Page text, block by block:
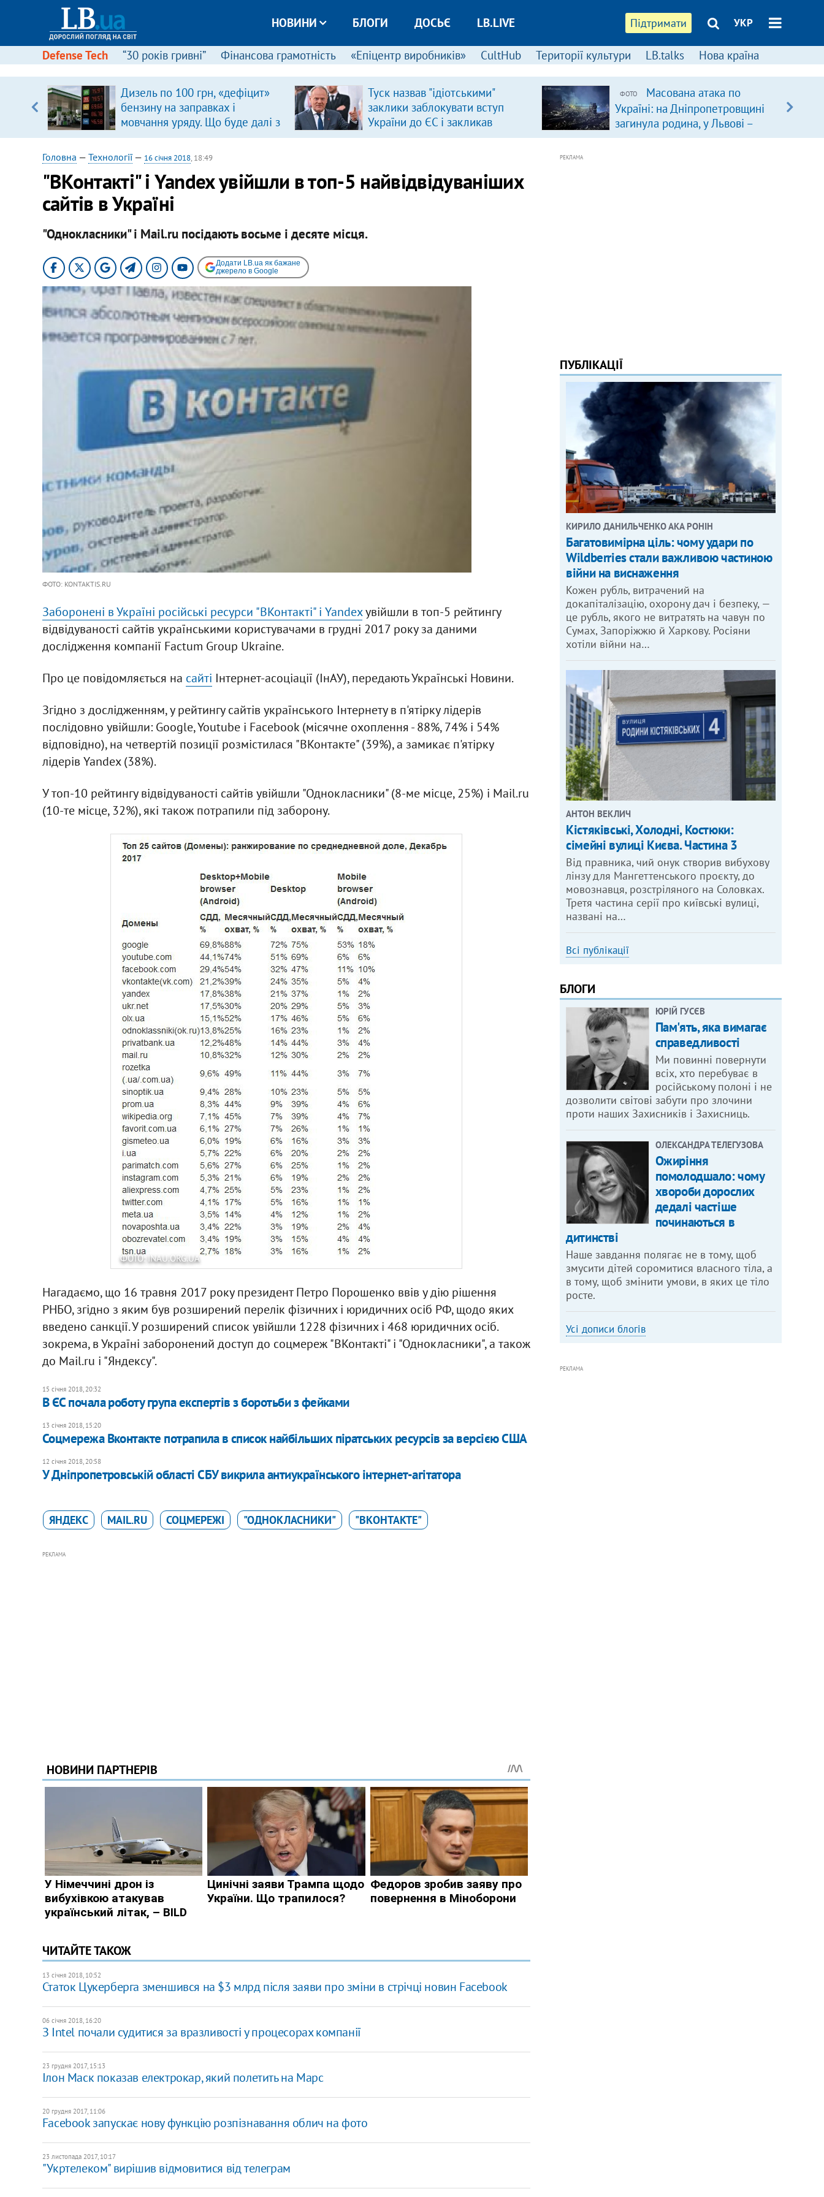
Підтримати УКР
НОВИНИ БЛОГИ ДОСЬЄ LB.LIVE
Defense Tech “30 років гривні” Фінансова грамотність «Епіцентр виробників» CultHub Території культури LB.talks Нова країна
Дизель по 100 грн, «дефіцит»
бензину на заправках і
мовчання уряду. Що буде далі з
цінами на пальне?
Туск назвав "ідіотськими"
заклики заблокувати вступ
України до ЄС і закликав
припинити антиукраїнську
ФОТО
Масована атака по
Україні: на Дніпропетровщині
загинула родина, у Львові –
удар по багатоповерхівках
Головна — Технології— 16 січня 2018, 18:49
"ВКонтакті" і Yandex увійшли в топ-5 найвідвідуваніших
сайтів в Україні
"Однокласники" і Mail.ru посідають восьме і десяте місця.
Додати LB.ua як бажане
джерело в Google
ФОТО: KONTAKTIS.RU
Заборонені в Україні російські ресурси "ВКонтакті" і Yandexувійшли в топ-5 рейтингу
відвідуваності сайтів українськими користувачами в грудні 2017 року за даними
дослідження компанії Factum Group Ukraine.
Про це повідомляється на сайті Інтернет-асоціації (ІнАУ), передають Українські Новини.
Згідно з дослідженням, у рейтингу сайтів українського Інтернету в п'ятірку лідерів
послідовно увійшли: Google, Youtube і Facebook (місячне охоплення - 88%, 74% і 54%
відповідно), на четвертій позиції розмістилася "ВКонтакте" (39%), а замикає п'ятірку
лідерів Yandex (38%).
У топ-10 рейтингу відвідуваності сайтів увійшли "Однокласники" (8-ме місце, 25%) і Mail.ru
(10-те місце, 32%), які також потрапили під заборону.
ФОТО: INAU.ORG.UA
Нагадаємо, що 16 травня 2017 року президент Петро Порошенко ввів у дію рішення
РНБО, згідно з яким був розширений перелік фізичних і юридичних осіб РФ, щодо яких
введено санкції. У розширений список увійшли 1228 фізичних і 468 юридичних осіб.
зокрема, в Україні заборонений доступ до соцмереж "ВКонтакті" і "Однокласники", а також
до Mail.ru і "Яндексу".
15 січня 2018, 20:32
В ЄС почала роботу група експертів з боротьби з фейками
13 січня 2018, 15:20
Соцмережа Вконтакте потрапила в список найбільших піратських ресурсів за версією США
12 січня 2018, 20:58
У Дніпропетровській області СБУ викрила антиукраїнського інтернет-агітатора
ЯНДЕКС MAIL.RU СОЦМЕРЕЖІ "ОДНОКЛАСНИКИ" "ВКОНТАКТЕ"
РЕКЛАМА
ЧИТАЙТЕ ТАКОЖ
13 січня 2018, 10:52
Статок Цукерберга зменшився на $3 млрд після заяви про зміни в стрічці новин Facebook
06 січня 2018, 16:20
З Intel почали судитися за вразливості у процесорах компанії
23 грудня 2017, 15:13
Ілон Маск показав електрокар, який полетить на Марс
20 грудня 2017, 11:06
Facebook запускає нову функцію розпізнавання облич на фото
23 листопада 2017, 10:17
"Укртелеком" вирішив відмовитися від телеграм
РЕКЛАМА
ПУБЛІКАЦІЇ
КИРИЛО ДАНИЛЬЧЕНКО АКА РОНІН
Багатовимірна ціль: чому удари по
Wildberries стали важливою частиною
війни на виснаження
Кожен рубль, витрачений на
докапіталізацію, охорону дач і безпеку, —
це рубль, якого не витратять на чавун по
Сумах, Запоріжжю й Харкову. Росіяни
хотіли війни на…
АНТОН ВЕКЛИЧ
Кістяківські, Холодні, Костюки:
сімейні вулиці Києва. Частина 3
Від правника, чий онук створив вибухову
лінзу для Мангеттенського проєкту, до
мовознавця, розстріляного на Соловках.
Третя частина серії про київські вулиці,
названі на…
Всі публікації
БЛОГИ
ЮРІЙ ГУСЄВ
Пам'ять, яка вимагає
справедливості
Ми повинні повернути
всіх, хто перебуває в
російському полоні і не
дозволити світові забути про злочини
проти наших Захисників і Захисниць.
ОЛЕКСАНДРА ТЕЛЕГУЗОВА
Ожиріння
помолодшало: чому
хвороби дорослих
дедалі частіше
починаються в
дитинстві
Наше завдання полягає не в тому, щоб
змусити дітей соромитися власного тіла, а
в тому, щоб змінити умови, в яких це тіло
росте.
Усі дописи блогів
РЕКЛАМА